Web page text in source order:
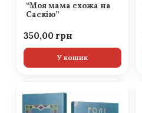
“Моя мама схожа на
Саскію”
350,00
У кошик